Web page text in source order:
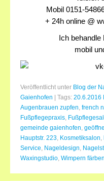
Mobil 0151-
+ 24h online @
Ich behandle
mobil
Veröffentlicht unter Blog der
Gaienhofen
Tags: 20.6.2016
Augenbrauen zupfen, french
Fußpflegepraxis,
gemeinde gaienhofen,
Hauptstr. 223, Kosmetiksalon,
Service, Nageldesign,
Waxingstudio, Wimpern färben